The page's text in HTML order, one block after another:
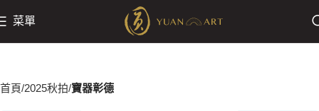
菜單
首頁 2025秋拍 寶器彰德